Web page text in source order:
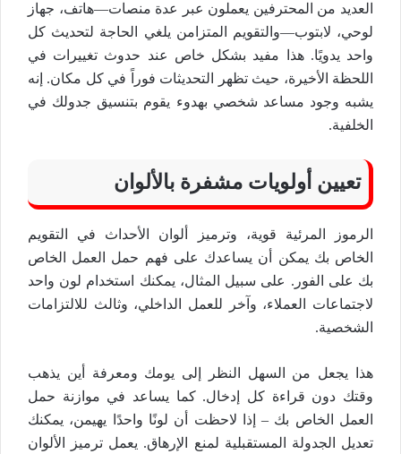
العديد من المحترفين يعملون عبر عدة منصات—هاتف، جهاز
لوحي، لابتوب—والتقويم المتزامن يلغي الحاجة لتحديث كل
واحد يدويًا. هذا مفيد بشكل خاص عند حدوث تغييرات في
اللحظة الأخيرة، حيث تظهر التحديثات فوراً في كل مكان. إنه
يشبه وجود مساعد شخصي بهدوء يقوم بتنسيق جدولك في
الخلفية.
تعيين أولويات مشفرة بالألوان
الرموز المرئية قوية، وترميز ألوان الأحداث في التقويم
الخاص بك يمكن أن يساعدك على فهم حمل العمل الخاص
بك على الفور. على سبيل المثال، يمكنك استخدام لون واحد
لاجتماعات العملاء، وآخر للعمل الداخلي، وثالث للالتزامات
الشخصية.
هذا يجعل من السهل النظر إلى يومك ومعرفة أين يذهب
وقتك دون قراءة كل إدخال. كما يساعد في موازنة حمل
العمل الخاص بك – إذا لاحظت أن لونًا واحدًا يهيمن، يمكنك
تعديل الجدولة المستقبلية لمنع الإرهاق. يعمل ترميز الألوان